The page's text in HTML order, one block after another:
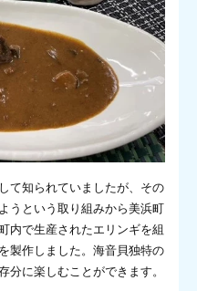
て知られていましたが、その
うという取り組みから美浜町
内で生産されたエリンギを組
製作しました。海音貝独特の
分に楽しむことができます。